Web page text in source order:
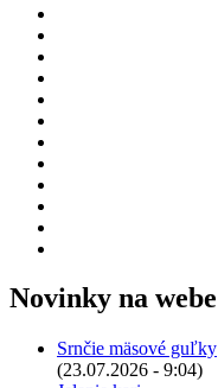
Novinky na webe
Srnčie mäsové guľky
(23.07.2026 - 9:04)